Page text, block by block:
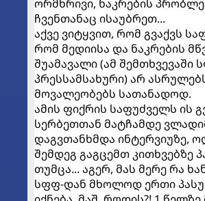
ორმხრივი, ნაკრების
ჩვენთანაც ისაუბრეთ...
აქვე ვიტყვით, რომ გვაქვს
რომ მედიისა და ნაკრების
შუამავალი (ამ შემთხვევაში
პრესსამსახური) არ
მოვალეობებს სათანადოდ.
ამის ფიქრის საფუძველს ის
სერბეთთან მატჩამდე
დაგვთანხმდა ინტერვიუზე,
შემდეგ გაგცემთ კითხვებზე
თუმცა... აგერ, მას მერე რა
სფფ-დან მხოლოდ ერთი